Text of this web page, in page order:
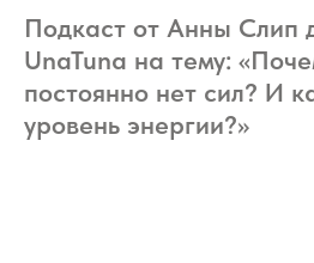
Подкаст от Анны Слип
UnaTuna на тему:
постоянно нет сил? И
уровень энергии?»